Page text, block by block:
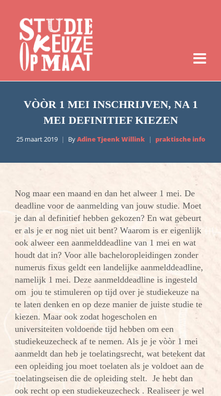
VÒÒR 1 MEI INSCHRIJVEN, NA 1
MEI DEFINITIEF KIEZEN
25 maart 2019 ByAdine Tjeenk Willink praktische info
Nog maar een maand en dan het alweer 1 mei. De
deadline voor de aanmelding van jouw studie. Moet
je dan al definitief hebben gekozen? En wat gebeurt
er als je er nog niet uit bent? Waarom is er eigenlijk
ook alweer een aanmelddeadline van 1 mei en wat
houdt dat in? Voor alle bacheloropleidingen zonder
numerus fixus geldt een landelijke aanmelddeadline,
namelijk 1 mei. Deze aanmelddeadline is ingesteld
om jou te stimuleren op tijd over je studiekeuze na
te laten denken en op deze manier de juiste studie te
kiezen. Maar ook zodat hogescholen en
universiteiten voldoende tijd hebben om een
studiekeuzecheck af te nemen. Als je je vòòr 1 mei
aanmeldt dan heb je toelatingsrecht, wat betekent dat
een opleiding jou moet toelaten als je voldoet aan de
toelatingseisen die de opleiding stelt. Je hebt dan
ook recht op een studiekeuzecheck . Realiseer je wel